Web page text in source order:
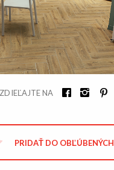
ZDIEĽAJTE NA
PRIDAŤ DO OBĽÚBENÝCH